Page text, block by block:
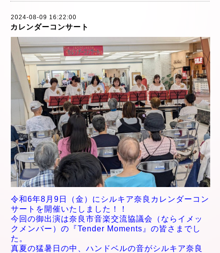
2024-08-09 16:22:00
カレンダーコンサート
令和6年8 月9日（金）に シルキア奈良カレンダーコン
サートを開催いたしました！！
今回の御出演は奈良市音楽交流協議会（ならイメッ
クメンバー）の『Tender Moments 』の皆さまでし
た。
真夏の猛暑日の中、ハンドベルの音がシルキア奈良